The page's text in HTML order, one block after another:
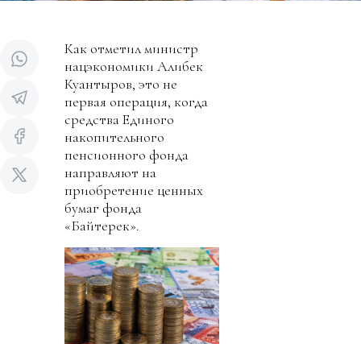
Как отметил министр
нацэкономики Алибек
Куантыров, это не
первая операция, когда
средства Единого
накопительного
пенсионного фонда
направляют на
приобретение ценных
бумаг фонда
«Байтерек».